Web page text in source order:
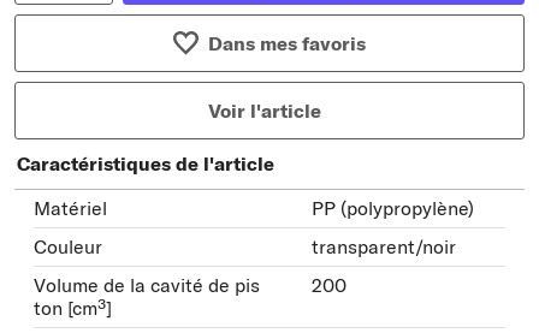
Dans mes favoris
Voir l'article
Caractéristiques de l'article
Matériel
PP (polypropylène)
Couleur
transparent/noir
Volume de la cavité de pis
ton [cm³]
200